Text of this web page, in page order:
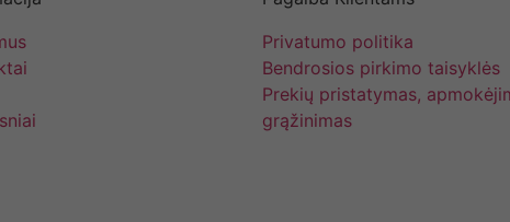
Privatumo politika
Bendrosios pirkimo taisyklės
Prekių pristatymas,
grąžinimas